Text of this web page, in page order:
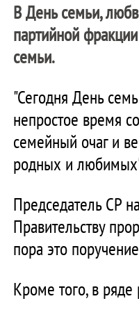
В День семьи,
партийной
семьи.
"Сегодня День
непростое время
семейный очаг и
родных и
Председатель СР
Правительству
пора это
Кроме того, в